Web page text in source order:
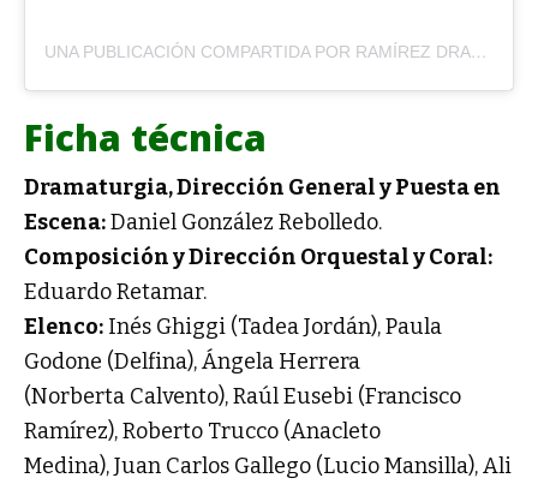
UNA PUBLICACIÓN COMPARTIDA POR RAMÍREZ DRAMA MUSICAL FOLK (@RAMIREZ.DRAMA.MUSICAL.FOLK)
Ficha técnica
Dramaturgia, Dirección General y Puesta en
Escena:Daniel González Rebolledo.
Composición y Dirección Orquestal y Coral:
Eduardo Retamar.
Elenco: Inés Ghiggi (Tadea Jordán), Paula
Godone (Delfina), Ángela Herrera
(Norberta Calvento), Raúl Eusebi (Francisco
Ramírez), Roberto Trucco (Anacleto
Medina), Juan Carlos Gallego (Lucio Mansilla), Ali